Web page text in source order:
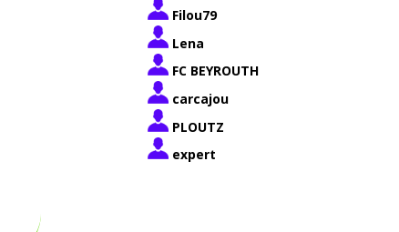
Filou79
Lena
FC BEYROUTH
carcajou
PLOUTZ
expert